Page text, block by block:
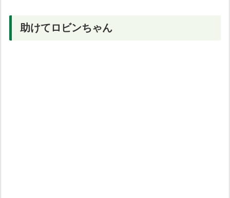
助けてロビンちゃん